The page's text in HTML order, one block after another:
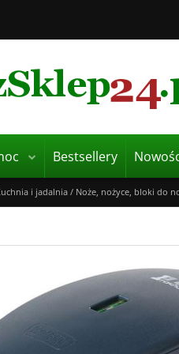
Bestsellery
i jadalnia / Noże, nożyce, bloki do